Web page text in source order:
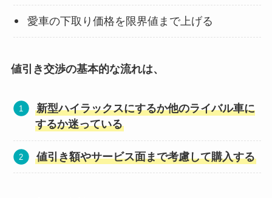
愛車の下取り価格を限界値まで上げる
値引き交渉の基本的な流れは、
新型ハイラックスにするか他のライバル車に
するか迷っている
値引き額やサービス面まで考慮して購入する